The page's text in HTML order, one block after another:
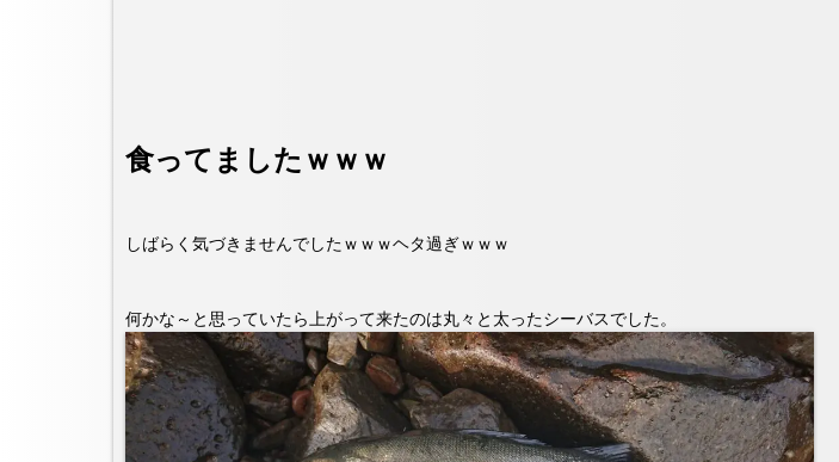
食ってましたｗｗｗ
しばらく気づきませんでしたｗｗｗヘタ過ぎｗｗｗ
何かな～と思っていたら上がって来たのは丸々と太ったシーバスでした。